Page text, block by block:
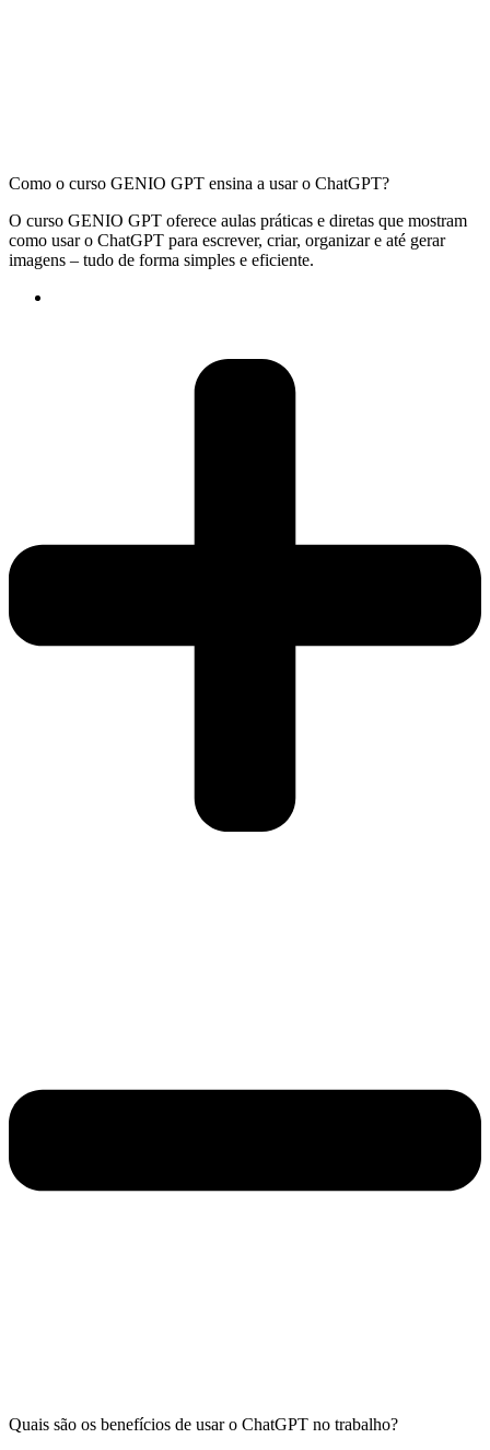
Como o curso GENIO GPT ensina a usar o ChatGPT?
O curso GENIO GPT oferece aulas práticas e diretas que mostram
como usar o ChatGPT para escrever, criar, organizar e até gerar
imagens – tudo de forma simples e eficiente.
Quais são os benefícios de usar o ChatGPT no trabalho?